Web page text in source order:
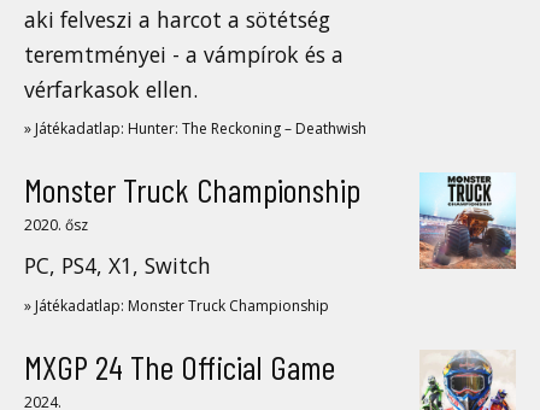
aki felveszi a harcot a sötétség
teremtményei - a vámpírok és a
vérfarkasok ellen.
» Játékadatlap: Hunter: The Reckoning – Deathwish
Monster Truck Championship
2020. ősz
PC, PS4, X1, Switch
» Játékadatlap: Monster Truck Championship
MXGP 24 The Official Game
2024.